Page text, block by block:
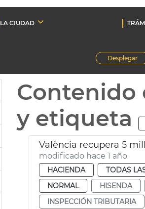
LA CIUDAD
Desplegar
Contenido
y etiqueta
València recupera 5
modificado hace 1 año
HACIENDA TODAS
NORMAL
HISENDA
INSPECCIÓN TRIBUTARIA